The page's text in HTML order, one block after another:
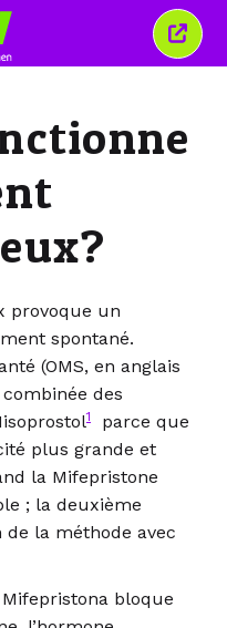
cette
provoque un
spontané.
(OMS, en anglais
des
1
parce que
plus grande et
la Mifepristone
; la deuxième
la méthode avec
bloque